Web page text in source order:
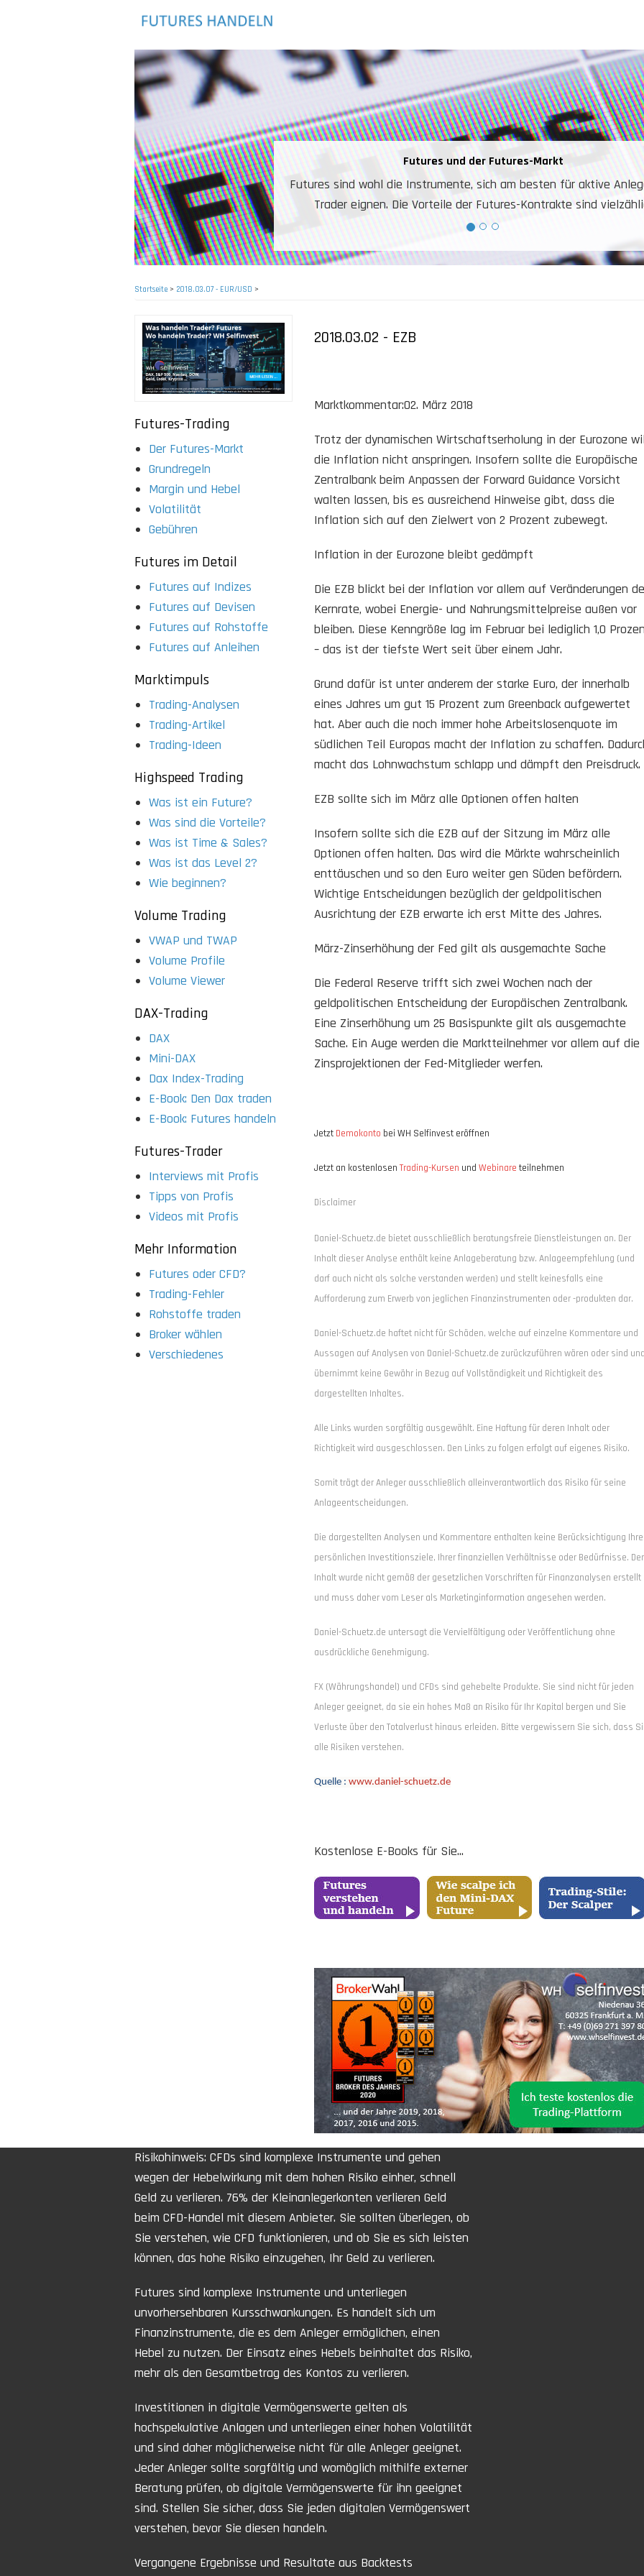
für aktive Anleger und
Warum aktive
Sehr einfaches Instrument.
einziges Konto zum Handeln auf
Niedrige
Startseite> 2018.03.07 - EUR/USD >
Futures-Trading
Der Futures-Markt
Grundregeln
Margin und Hebel
Volatilität
Gebühren
Futures im Detail
Futures auf Indizes
Futures auf Devisen
Futures auf Rohstoffe
Futures auf Anleihen
Marktimpuls
Trading-Analysen
Trading-Artikel
Trading-Ideen
Highspeed Trading
Was ist ein Future?
Was sind die Vorteile?
Was ist Time & Sales?
Was ist das Level 2?
Wie beginnen?
Volume Trading
VWAP und TWAP
Volume Profile
Volume Viewer
DAX-Trading
DAX
Mini-DAX
Dax Index-Trading
E-Book: Den Dax traden
E-Book: Futures handeln
Futures-Trader
Interviews mit Profis
Tipps von Profis
Videos mit Profis
Mehr Information
Futures oder CFD?
Trading-Fehler
Rohstoffe traden
Broker wählen
Verschiedenes
2018.03.02 - EZB
Marktkommentar:02. März 2018
Trotz der dynamischen Wirtschaftserholung in der Eurozone
die Inflation nicht anspringen. Insofern sollte die Europäische
Zentralbank beim Anpassen der Forward Guidance Vorsicht
walten lassen, bis es ausreichend Hinweise gibt, dass die
Inflation sich auf den Zielwert von 2 Prozent zubewegt.
Inflation in der Eurozone bleibt gedämpft
Die EZB blickt bei der Inflation vor allem auf Veränderungen
Kernrate, wobei Energie- und Nahrungsmittelpreise außen vor
bleiben. Diese Kenngröße lag im Februar bei lediglich 1,0
– das ist der tiefste Wert seit über einem Jahr.
Grund dafür ist unter anderem der starke Euro, der innerhalb
eines Jahres um gut 15 Prozent zum Greenback aufgewertet
hat. Aber auch die noch immer hohe Arbeitslosenquote im
südlichen Teil Europas macht der Inflation zu schaffen.
macht das Lohnwachstum schlapp und dämpft den Preisdruck.
EZB sollte sich im März alle Optionen offen halten
Insofern sollte sich die EZB auf der Sitzung im März alle
Optionen offen halten. Das wird die Märkte wahrscheinlich
enttäuschen und so den Euro weiter gen Süden befördern.
Wichtige Entscheidungen bezüglich der geldpolitischen
Ausrichtung der EZB erwarte ich erst Mitte des Jahres.
März-Zinserhöhung der Fed gilt als ausgemachte Sache
Die Federal Reserve trifft sich zwei Wochen nach der
geldpolitischen Entscheidung der Europäischen Zentralbank.
Eine Zinserhöhung um 25 Basispunkte gilt als ausgemachte
Sache. Ein Auge werden die Marktteilnehmer vor allem auf die
Zinsprojektionen der Fed-Mitglieder werfen.
Jetzt Demokonto bei WH Selfinvest eröffnen
Jetzt an kostenlosen Trading-Kursen und Webinare teilnehmen
Disclaimer
Daniel-Schuetz.de bietet ausschließlich beratungsfreie Dienstleistungen an. Der
Inhalt dieser Analyse enthält keine Anlageberatung bzw. Anlageempfehlung (und
darf auch nicht als solche verstanden werden) und stellt keinesfalls eine
Aufforderung zum Erwerb von jeglichen Finanzinstrumenten oder -produkten dar.
Daniel-Schuetz.de haftet nicht für Schäden, welche auf einzelne Kommentare und
Aussagen auf Analysen von Daniel-Schuetz.de zurückzuführen wären oder sind
übernimmt keine Gewähr in Bezug auf Vollständigkeit und Richtigkeit des
dargestellten Inhaltes.
Alle Links wurden sorgfältig ausgewählt. Eine Haftung für deren Inhalt oder
Richtigkeit wird ausgeschlossen. Den Links zu folgen erfolgt auf eigenes Risiko.
Somit trägt der Anleger ausschließlich alleinverantwortlich das Risiko für seine
Anlageentscheidungen.
Die dargestellten Analysen und Kommentare enthalten keine Berücksichtigung
persönlichen Investitionsziele, Ihrer finanziellen Verhältnisse oder Bedürfnisse. Der
Inhalt wurde nicht gemäß der gesetzlichen Vorschriften für Finanzanalysen erstellt
und muss daher vom Leser als Marketinginformation angesehen werden.
Daniel-Schuetz.de untersagt die Vervielfältigung oder Veröffentlichung ohne
ausdrückliche Genehmigung.
FX (Währungshandel) und CFDs sind gehebelte Produkte. Sie sind nicht für jeden
Anleger geeignet, da sie ein hohes Maß an Risiko für Ihr Kapital bergen und Sie
Verluste über den Totalverlust hinaus erleiden. Bitte vergewissern Sie sich, dass
alle Risiken verstehen.
Quelle : www.daniel-schuetz.de
Kostenlose E-Books für Sie...
Risikohinweis: CFDs sind komplexe Instrumente und gehen
wegen der Hebelwirkung mit dem hohen Risiko einher, schnell
Geld zu verlieren. 76% der Kleinanlegerkonten verlieren Geld
beim CFD-Handel mit diesem Anbieter. Sie sollten überlegen, ob
Sie verstehen, wie CFD funktionieren, und ob Sie es sich leisten
können, das hohe Risiko einzugehen, Ihr Geld zu verlieren.
Futures sind komplexe Instrumente und unterliegen
unvorhersehbaren Kursschwankungen. Es handelt sich um
Finanzinstrumente, die es dem Anleger ermöglichen, einen
Hebel zu nutzen. Der Einsatz eines Hebels beinhaltet das Risiko,
mehr als den Gesamtbetrag des Kontos zu verlieren.
Investitionen in digitale Vermögenswerte gelten als
hochspekulative Anlagen und unterliegen einer hohen Volatilität
und sind daher möglicherweise nicht für alle Anleger geeignet.
Jeder Anleger sollte sorgfältig und womöglich mithilfe externer
Beratung prüfen, ob digitale Vermögenswerte für ihn geeignet
sind. Stellen Sie sicher, dass Sie jeden digitalen Vermögenswert
verstehen, bevor Sie diesen handeln.
Vergangene Ergebnisse und Resultate aus Backtests